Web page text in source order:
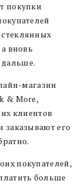
покупки
вновь
дальше.
магазин
& More,
клиентов
заказывают его
покупателей,
больше